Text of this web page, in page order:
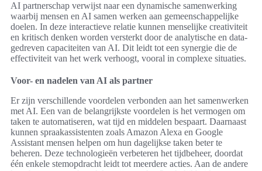
AI partnerschap verwijst naar een dynamische samenwerking
waarbij mensen en AI samen werken aan gemeenschappelijke
doelen. In deze interactieve relatie kunnen menselijke creativiteit
en kritisch denken worden versterkt door de analytische en data-
gedreven capaciteiten van AI. Dit leidt tot een synergie die de
effectiviteit van het werk verhoogt, vooral in complexe situaties.
Voor- en nadelen van AI als partner
Er zijn verschillende voordelen verbonden aan het samenwerken
met AI. Een van de belangrijkste voordelen is het vermogen om
taken te automatiseren, wat tijd en middelen bespaart. Daarnaast
kunnen spraakassistenten zoals Amazon Alexa en Google
Assistant mensen helpen om hun dagelijkse taken beter te
beheren. Deze technologieën verbeteren het tijdbeheer, doordat
één enkele stemopdracht leidt tot meerdere acties. Aan de andere